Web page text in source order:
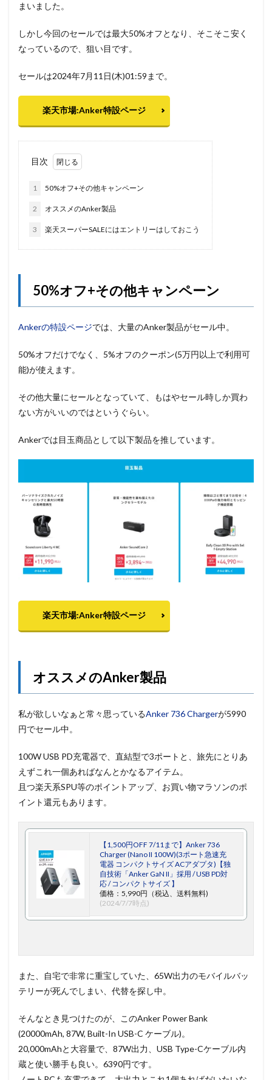
まいました。
しかし今回のセールでは最大50%オフとなり、そこそこ安く
なっているので、狙い目です。
セールは2024年7月11日(木)01:59まで。
楽天市場:Anker特設ページ
目次
1 50%オフ+その他キャンペーン
2 オススメのAnker製品
3 楽天スーパーSALEにはエントリーはしておこう
50%オフ+その他キャンペーン
Ankerの特設ページでは、大量のAnker製品がセール中。
50%オフだけでなく、5%オフのクーポン(5万円以上で利用可
能)が使えます。
その他大量にセールとなっていて、もはやセール時しか買わ
ない方がいいのではというぐらい。
Ankerでは目玉商品として以下製品を推しています。
楽天市場:Anker特設ページ
オススメのAnker製品
私が欲しいなぁと常々思っているAnker 736 Chargerが5990
円でセール中。
100W USB PD充電器で、直結型で3ポートと、旅先にとりあ
えずこれ一個あればなんとかなるアイテム。
且つ楽天系SPU等のポイントアップ、お買い物マラソンのポ
イント還元もあります。
【1,500円OFF 7/11まで】Anker 736
Charger (Nano II 100W)(3ポート急速充
電器 コンパクトサイズ ACアダプタ)【独
自技術「Anker GaN II」採用 / USB PD対
応 / コンパクトサイズ 】
価格：5,990円（税込、送料無料)
(2024/7/7時点)
また、自宅で非常に重宝していた、65W出力のモバイルバッ
テリーが死んでしまい、代替を探し中。
そんなとき見つけたのが、このAnker Power Bank
(20000mAh, 87W, Built-In USB-C ケーブル)。
20,000mAhと大容量で、87W出力、USB Type-Cケーブル内
蔵と使い勝手も良い。6390円です。